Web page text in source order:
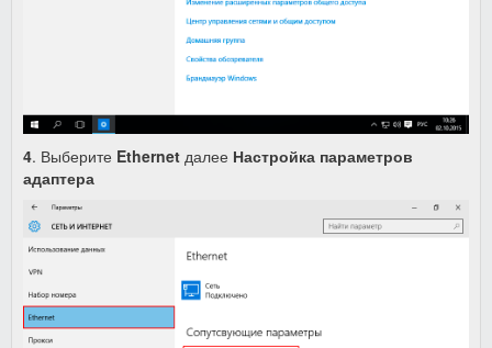
4. Выберите Ethernet далее Настройка параметров
адаптера